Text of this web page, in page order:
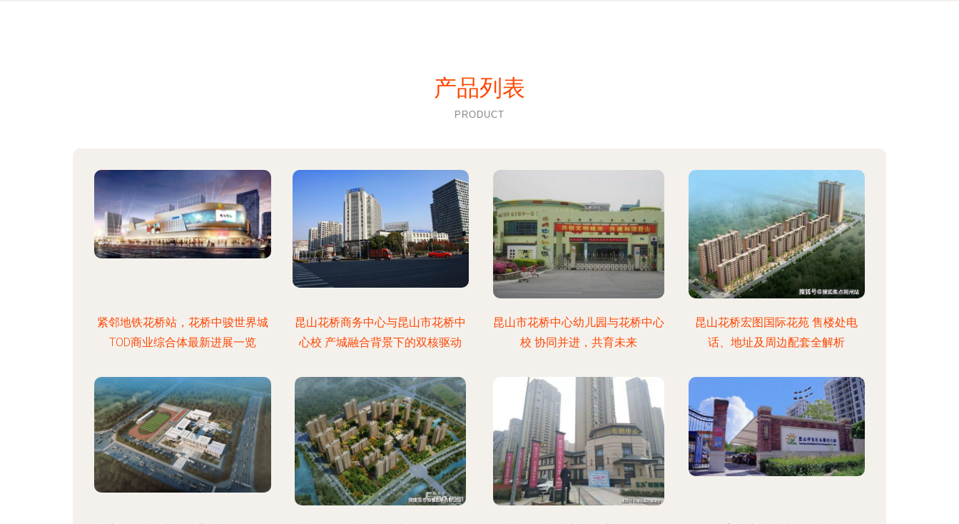
产品列表
PRODUCT
紧邻地铁花桥站，花桥中骏世界城
TOD商业综合体最新进展一览
昆山花桥商务中心与昆山市花桥中
心校 产城融合背景下的双核驱动
昆山市花桥中心幼儿园与花桥中心
校 协同并进，共育未来
昆山花桥宏图国际花苑 售楼处电
话、地址及周边配套全解析